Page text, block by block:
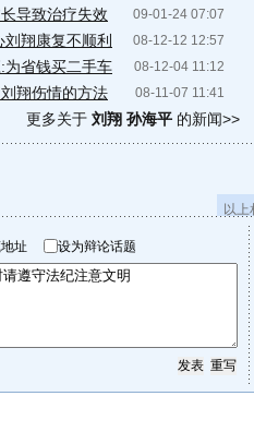
09-01-24 07:07
导致治疗失效
08-12-12 12:57
翔康复不顺利
08-12-04 11:12
为省钱买二手车
08-11-07 11:41
翔伤情的方法
更多关于 刘翔 孙海平 的新闻>>
以
地址 设为辩论话题